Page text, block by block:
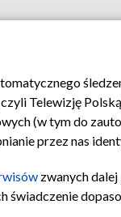
Pomoc
Telewizję
(w tym do
przez nas
zwanych